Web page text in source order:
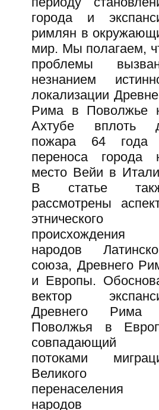
города и
римлян в
мир. Мы полагаем,
проблемы
незнанием
локализации
Рима в Поволжье
Ахтубе вплоть
пожара 64 года
переноса города
место Вейи в
В статье
рассмотрены
этнического
происхождения
народов
союза, Древнего
и Европы.
вектор
Древнего Рима
Поволжья в
совпадающий
потоками
Великого
перенаселения
народов